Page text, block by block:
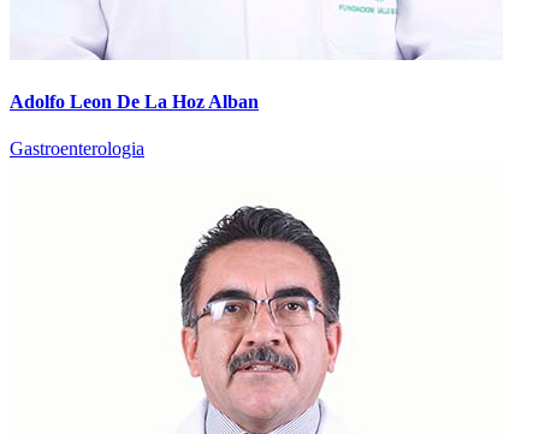
Adolfo Leon De La Hoz Alban
Gastroenterologia